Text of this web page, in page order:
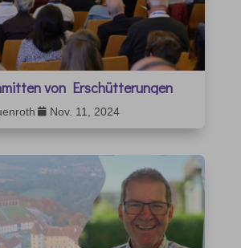
von Erschütterungen
 Nov. 11, 2024